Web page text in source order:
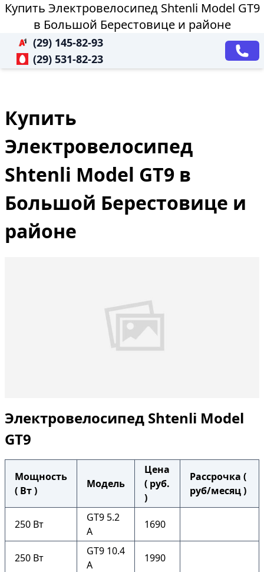
Купить Электровелосипед Shtenli Model GT9
в Большой Берестовице и районе
(29) 145-82-93
(29) 531-82-23
Купить
Электровелосипед
Shtenli Model GT9 в
Большой Берестовице и
районе
Электровелосипед Shtenli Model
GT9
Мощность
( Вт )
Модель
Цена
( руб.
)
Рассрочка (
руб/месяц )
250 Вт
GT9 5.2
A
1690
250 Вт
GT9 10.4
A
1990